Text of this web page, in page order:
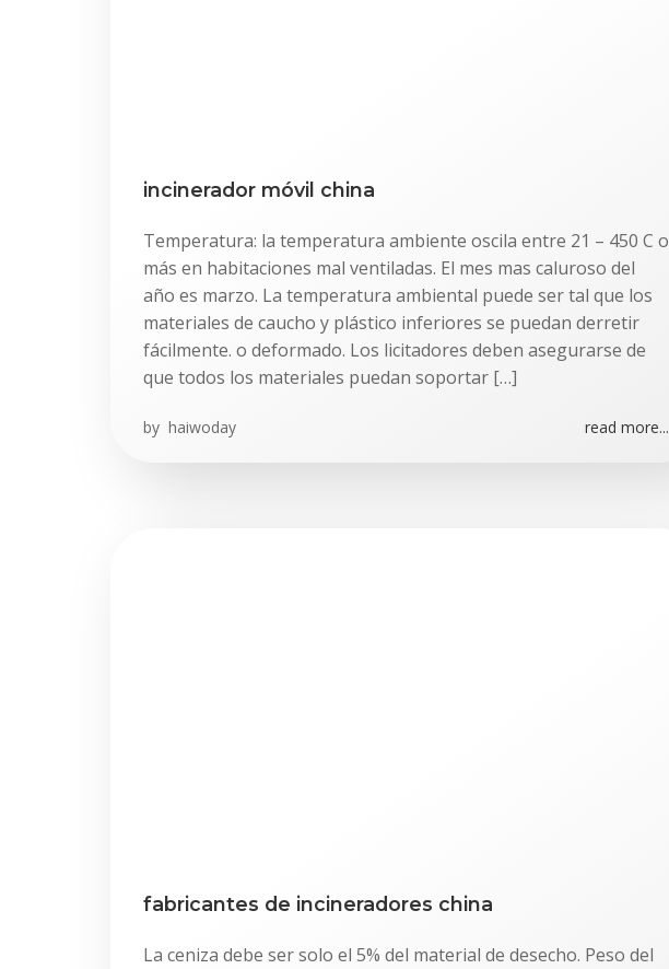
incinerador móvil china
Temperatura: la temperatura ambiente oscila entre 21 – 450 C o
más en habitaciones mal ventiladas. El mes mas caluroso del
año es marzo. La temperatura ambiental puede ser tal que los
materiales de caucho y plástico inferiores se puedan derretir
fácilmente. o deformado. Los licitadores deben asegurarse de
que todos los materiales puedan soportar […]
by haiwoday read more...
fabricantes de incineradores china
La ceniza debe ser solo el 5% del material de desecho. Peso del